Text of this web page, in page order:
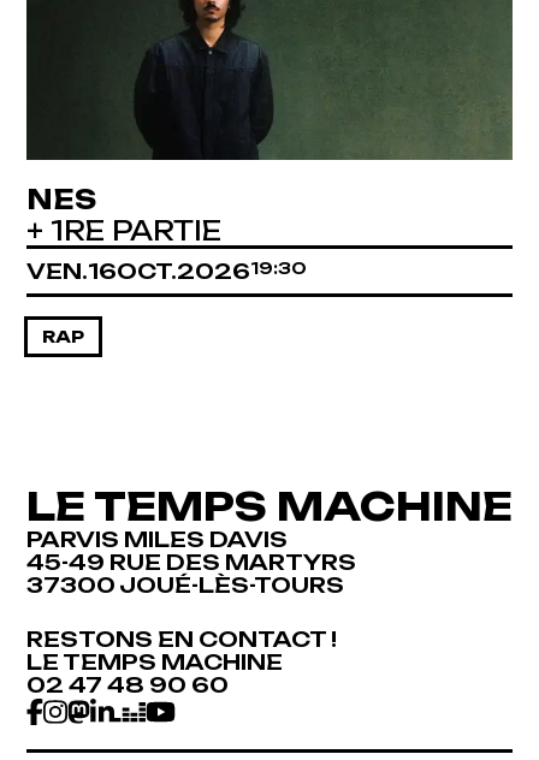
NES
+ 1RE PARTIE
VENDREDI
VEN.16OCTOBRE
OCT.202619:30
RAP
LE TEMPS MACHINE
PARVIS MILES DAVIS
45-49 RUE DES MARTYRS
37300 JOUÉ-LÈS-TOURS
RESTONS EN CONTACT !
LE TEMPS MACHINE
02 47 48 90 60
RESTONS EN CONTACT !
LE TEMPS MACHINE
02 47 48 90 60